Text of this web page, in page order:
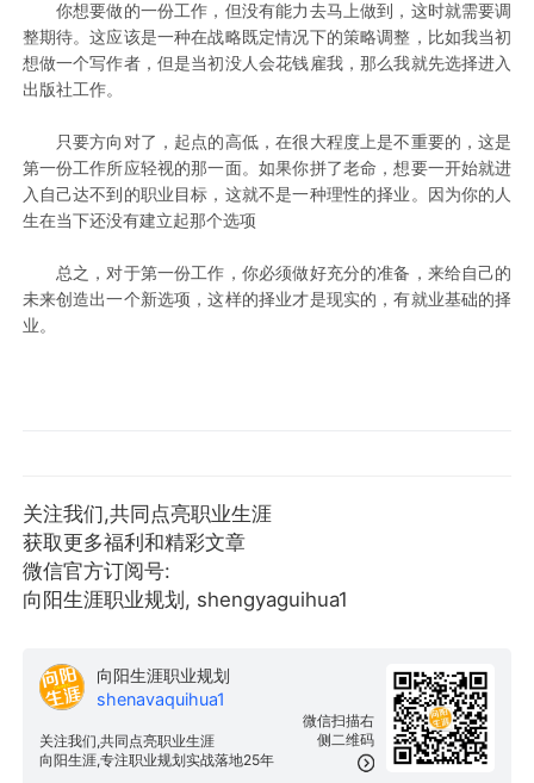
你想要做的一份工作，但没有能力去马上做到，这时就需要调
整期待。这应该是一种在战略既定情况下的策略调整，比如我当初
想做一个写作者，但是当初没人会花钱雇我，那么我就先选择进入
出版社工作。
只要方向对了，起点的高低，在很大程度上是不重要的，这是
第一份工作所应轻视的那一面。如果你拼了老命，想要一开始就进
入自己达不到的职业目标，这就不是一种理性的择业。因为你的人
生在当下还没有建立起那个选项
总之，对于第一份工作，你必须做好充分的准备，来给自己的
未来创造出一个新选项，这样的择业才是现实的，有就业基础的择
业。
关注我们,共同点亮职业生涯
获取更多福利和精彩文章
微信官方订阅号:
向阳生涯职业规划, shengyaguihua1
微信扫描右
侧二维码
向阳生涯职业规划
shenavaquihua1
关注我们,共同点亮职业生涯
向阳生涯,专注职业规划实战落地25年